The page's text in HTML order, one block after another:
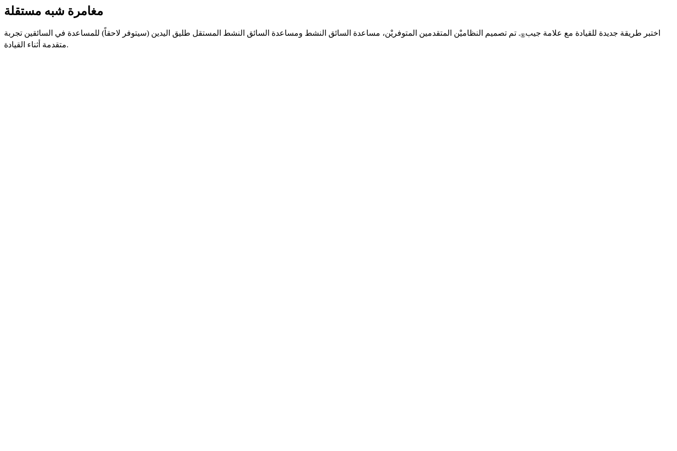
مغامرة شبه مستقلة
اختبر طريقة جديدة للقيادة مع علامة جيب®. تم تصميم النظاميْن المتقدمين المتوفريْن، مساعدة السائق النشط ومساعدة السائق النشط المستقل طليق اليدين (سيتوفر لاحقاً) للمساعدة في السائقين تجربة
متقدمة أثناء القيادة.